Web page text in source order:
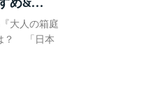
大人の箱庭
？ 「日本